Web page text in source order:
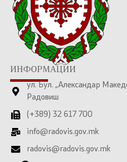
ИНФОРМАЦИИ
ул. Бул. „Александар
Радовиш
(+389) 32 617 700
info@radovis.gov.mk
radovis@radovis.gov.mk